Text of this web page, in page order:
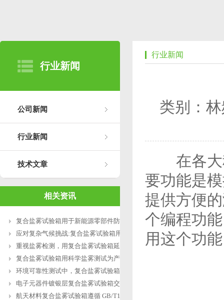
行业新闻
公司新闻
行业新闻
技术文章
相关资讯
复合盐雾试验箱用于新能源零部件防腐测
应对复杂气候挑战:复合盐雾试验箱用于涂
重视盐雾检测，用复合盐雾试验箱延长产
复合盐雾试验箱用科学盐雾测试为产品研
环境可靠性测试中，复合盐雾试验箱缺水
电子元器件镀银层复合盐雾试验箱交变盐
航天材料复合盐雾试验箱遵循 GB/T12967.3
行业新闻
类别：
在各大
要功能是
提供方便
个编程功
用这个功